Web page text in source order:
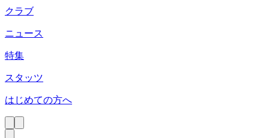
クラブ
ニュース
特集
スタッツ
はじめての方へ